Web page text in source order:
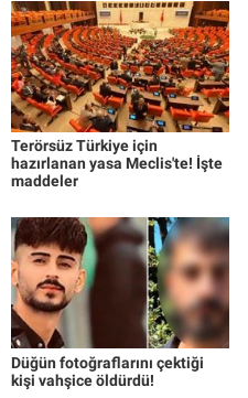
Terörsüz Türkiye için
hazırlanan yasa Meclis'te! İşte
maddeler
Düğün fotoğraflarını çektiği
kişi vahşice öldürdü!